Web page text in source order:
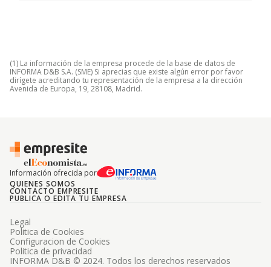
(1) La información de la empresa procede de la base de datos de
INFORMA D&B S.A. (SME) Si aprecias que existe algún error por favor
dirígete acreditando tu representación de la empresa a la dirección
Avenida de Europa, 19, 28108, Madrid.
Información ofrecida por
QUIENES SOMOS
CONTACTO EMPRESITE
PUBLICA O EDITA TU EMPRESA
INFORMA D&B © 2024. Todos los derechos reservados
Legal
Politica de Cookies
Configuracion de Cookies
Politica de privacidad